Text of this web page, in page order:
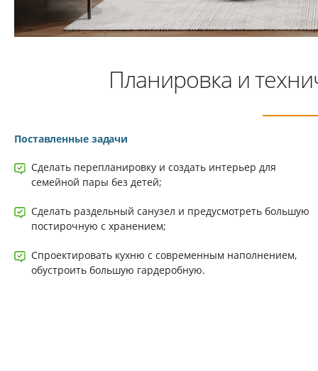
Планировка и
Поставленные задачи
Сделать перепланировку и создать интерьер для
семейной пары без детей;
Сделать раздельный санузел и предусмотреть большую
постирочную с хранением;
Спроектировать кухню с современным наполнением,
обустроить большую гардеробную.